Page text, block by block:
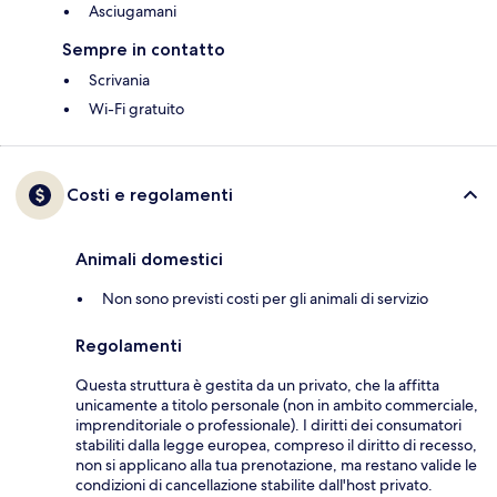
Asciugamani
Sempre in contatto
Scrivania
Wi-Fi gratuito
Costi e regolamenti
Animali domestici
Non sono previsti costi per gli animali di servizio
Regolamenti
Questa struttura è gestita da un privato, che la affitta
unicamente a titolo personale (non in ambito commerciale,
imprenditoriale o professionale). I diritti dei consumatori
stabiliti dalla legge europea, compreso il diritto di recesso,
non si applicano alla tua prenotazione, ma restano valide le
condizioni di cancellazione stabilite dall'host privato.